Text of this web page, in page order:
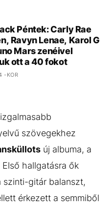
Péntek: Carly Rae
Ravyn Lenae, Karol G
Mars zenéivel
ott a 40 fokot
-KOR
szövegekhez
új albuma, a
Első hallgatásra ők
szinti-gitár balanszt,
érkezett a semmiből